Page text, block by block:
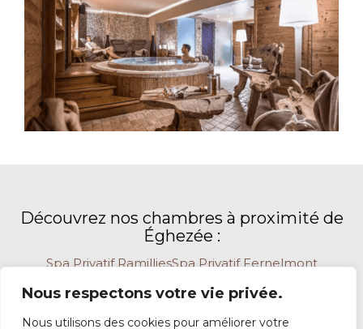
Nous respectons votre vie privée.
Nous utilisons des cookies pour améliorer votre
Découvrez nos chambres à proximité de
Éghezée :
Spa Privatif RamilliesSpa Privatif Fernelmont
Spa Privatif Perwez
Spa Privatif La Bruyère
Spa Privatif Incourt